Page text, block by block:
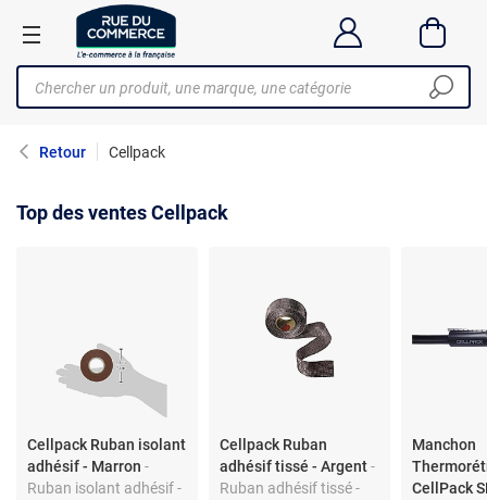
Retour Cellpack
Top des ventes Cellpack
Cellpack Ruban isolant
adhésif - Marron -
Ruban isolant adhésif -
Cellpack Ruban
adhésif tissé - Argent-
Ruban adhésif tissé -
Manchon
CellPack